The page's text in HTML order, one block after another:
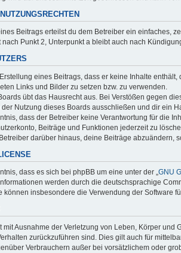
Beitrags erteilst du dem Betreiber ein einfaches,
nach Punkt 2, Unterpunkt a bleibt auch nach
eines Beitrags, dass er keine Inhalte
Links und Bilder zu setzen bzw. zu verwenden.
übt das Hausrecht aus. Bei Verstößen gegen
Nutzung dieses Boards ausschließen und dir ein
dass der Betreiber keine Verantwortung für die
Beiträge und Funktionen jederzeit zu
darüber hinaus, deine Beiträge abzuändern,
dass es sich bei phpBB um eine unter der „GNU
werden durch die deutschsprachige
können insbesondere die Verwendung der Software
mit Ausnahme der Verletzung von Leben, Körper
zurückzuführen sind. Dies gilt auch für
Verbrauchern außer bei vorsätzlichem oder